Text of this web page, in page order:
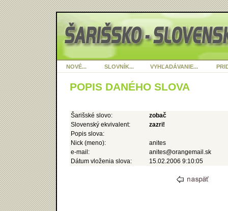
NOVÉ... SLOVNÍK... VYHĽADÁVANIE...
POPIS DANÉHO SLOVA
Šarišské slovo:
zobač
Slovenský ekvivalent:
zazri!
Popis slova:
Nick (meno):
anites
e-mail:
anites@orangemail.sk
Dátum vloženia slova:
15.02.2006 9:10:05